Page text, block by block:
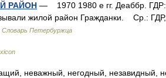
РАЙОН — 1970 1980 е гг. Деаббр. ГДР:
жилой район Гражданки. Ср.:
Словарь Петербуржца
неважный, негодный, незавидный,